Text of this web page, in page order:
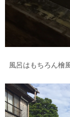
風呂はもちろん檜